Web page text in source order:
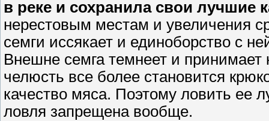
в реке и сохранила свои лучшие
нерестовым местам и увеличения
семги иссякает и единоборство с
Внешне семга темнеет и принимает
челюсть все более становится
качество мяса. Поэтому ловить ее
ловля запрещена вообще.